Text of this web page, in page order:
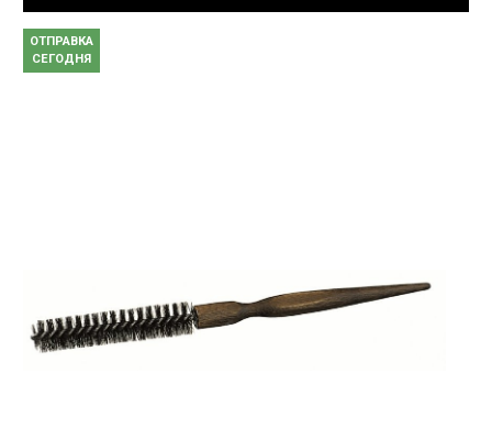
ОТПРАВКА
СЕГОДНЯ